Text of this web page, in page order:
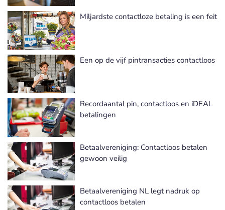
Miljardste contactloze betaling is een feit
Een op de vijf pintransacties contactloos
Recordaantal pin, contactloos en iDEAL
betalingen
Betaalvereniging: Contactloos betalen
gewoon veilig
Betaalvereniging NL legt nadruk op
contactloos betalen